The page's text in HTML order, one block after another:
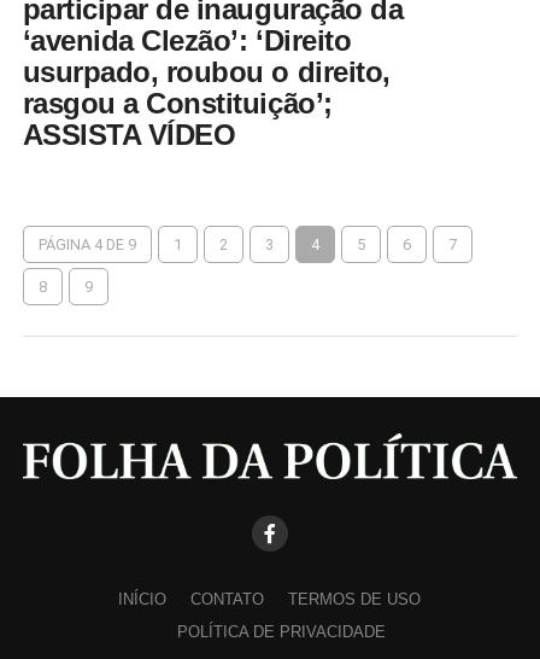
participar de inauguração da
‘avenida Clezão’: ‘Direito
usurpado, roubou o direito,
rasgou a Constituição’;
ASSISTA VÍDEO
PÁGINA 4 DE 9 1 2 3 4 5 6 7
8 9
INÍCIO CONTATO
TERMOS DE USO
POLÍTICA DE PRIVACIDADE